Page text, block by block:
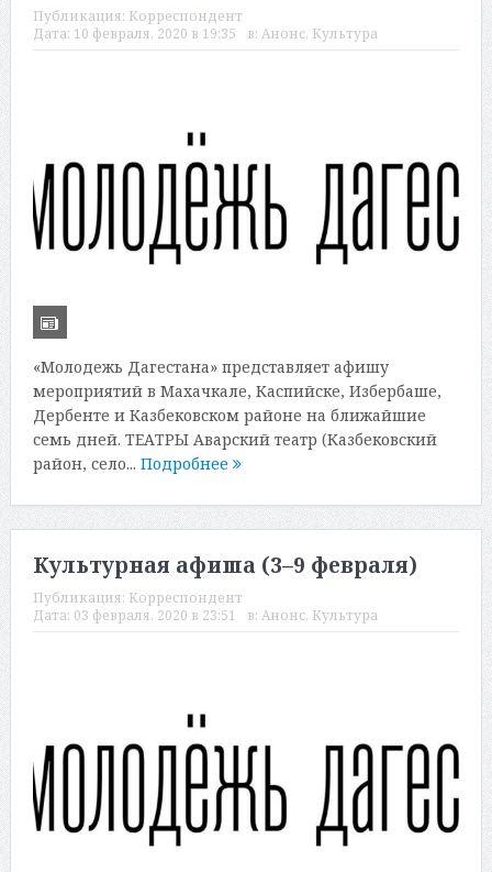
Публикация: Корреспондент
Дата: 10 февраля, 2020 в 19:35 в: Анонс, Культура
«Молодежь Дагестана» представляет афишу
мероприятий в Махачкале, Каспийске, Избербаше,
Дербенте и Казбековском районе на ближайшие
семь дней. ТЕАТРЫ Аварский театр (Казбековский
район, село... Подробнее
Культурная афиша (3–9 февраля)
Публикация: Корреспондент
Дата: 03 февраля, 2020 в 23:51 в: Анонс, Культура